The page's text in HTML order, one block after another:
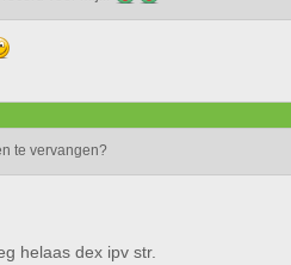
te vervangen?
helaas dex ipv str.